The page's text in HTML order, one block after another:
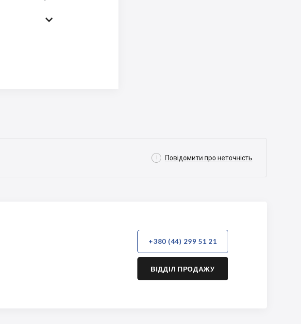

 Повідомити про неточність
+380 (44) 299 51 21
ВІДДІЛ ПРОДАЖУ